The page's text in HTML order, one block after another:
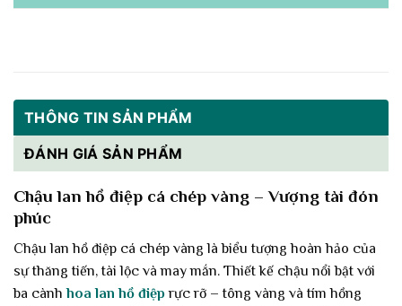
THÔNG TIN SẢN PHẨM
ĐÁNH GIÁ SẢN PHẨM
Chậu lan hồ điệp cá chép vàng – Vượng tài đón
phúc
Chậu lan hồ điệp cá chép vàng là biểu tượng hoàn hảo của
sự thăng tiến, tài lộc và may mắn. Thiết kế chậu nổi bật với
ba cànhhoa lan hồ điệprực rỡ – tông vàng và tím hồng